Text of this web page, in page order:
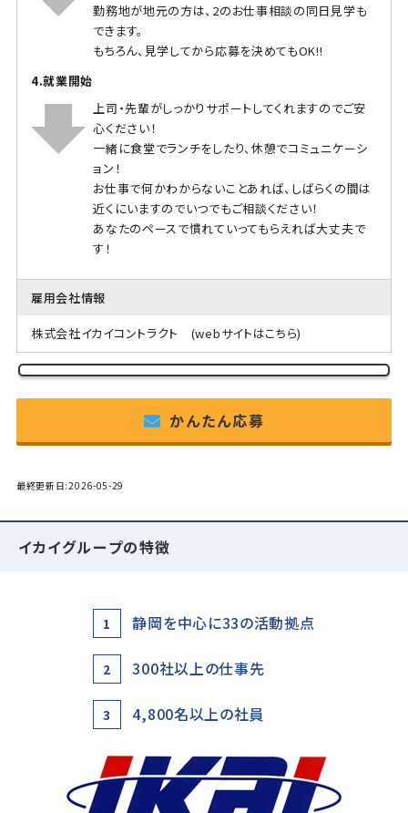
勤務地が地元の方は、2のお仕事相談の同日見学も
できます。
もちろん、見学してから応募を決めてもOK!!
4.就業開始
上司・先輩がしっかりサポートしてくれますのでご安
心ください！
一緒に食堂でランチをしたり、休憩でコミュニケーシ
ョン！
お仕事で何かわからないことあれば、しばらくの間は
近くにいますのでいつでもご相談ください！
あなたのペースで慣れていってもらえれば大丈夫で
す！
雇用会社情報
株式会社イカイコントラクト (webサイトはこちら)
かんたん応募
最終更新日:2026-05-29
イカイグループの特徴
1 静岡を中心に33の活動拠点
2 300社以上の仕事先
3 4,800名以上の社員